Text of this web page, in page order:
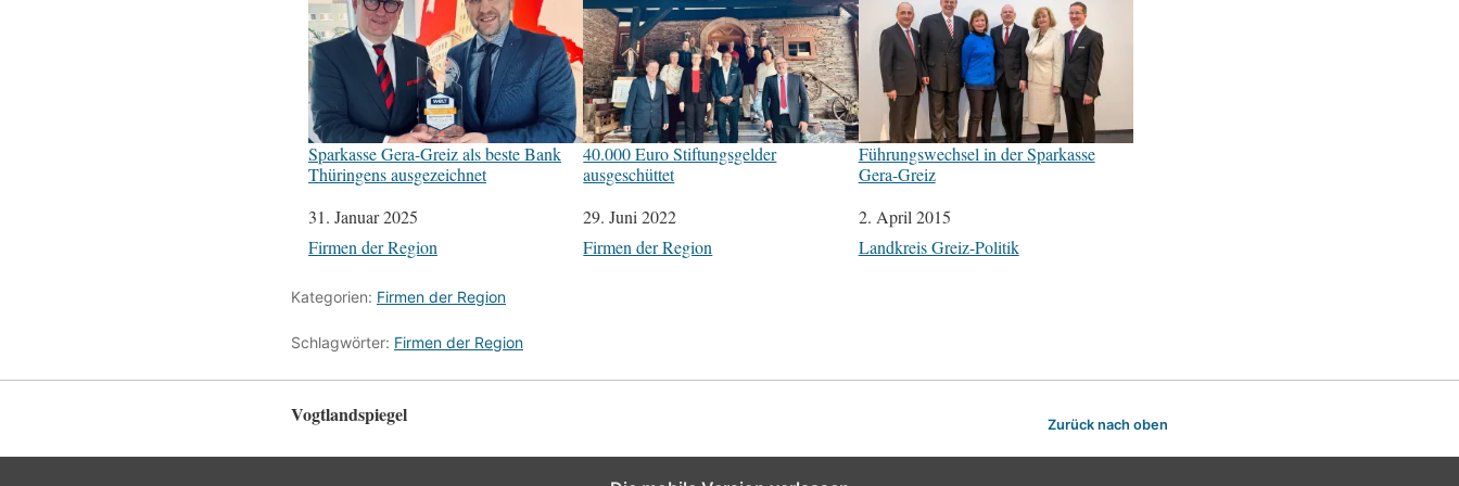
Sparkasse Gera-Greiz als beste Bank
Thüringens ausgezeichnet
Datum
31. Januar 2025
In Bezug auf
Firmen der Region
40.000 Euro Stiftungsgelder
ausgeschüttet
Datum
29. Juni 2022
In Bezug auf
Firmen der Region
Führungswechsel in der Sparkasse
Gera-Greiz
Datum
2. April 2015
In Bezug auf
Landkreis Greiz-Politik
Kategorien: Firmen der Region
Schlagwörter: Firmen der Region
Vogtlandspiegel Zurück nach oben